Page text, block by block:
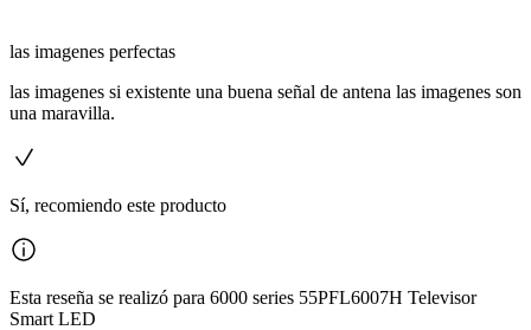
las imagenes perfectas
las imagenes si existente una buena señal de antena las imagenes son
una maravilla.
Sí, recomiendo este producto
Esta reseña se realizó para 6000 series 55PFL6007H Televisor
Smart LED